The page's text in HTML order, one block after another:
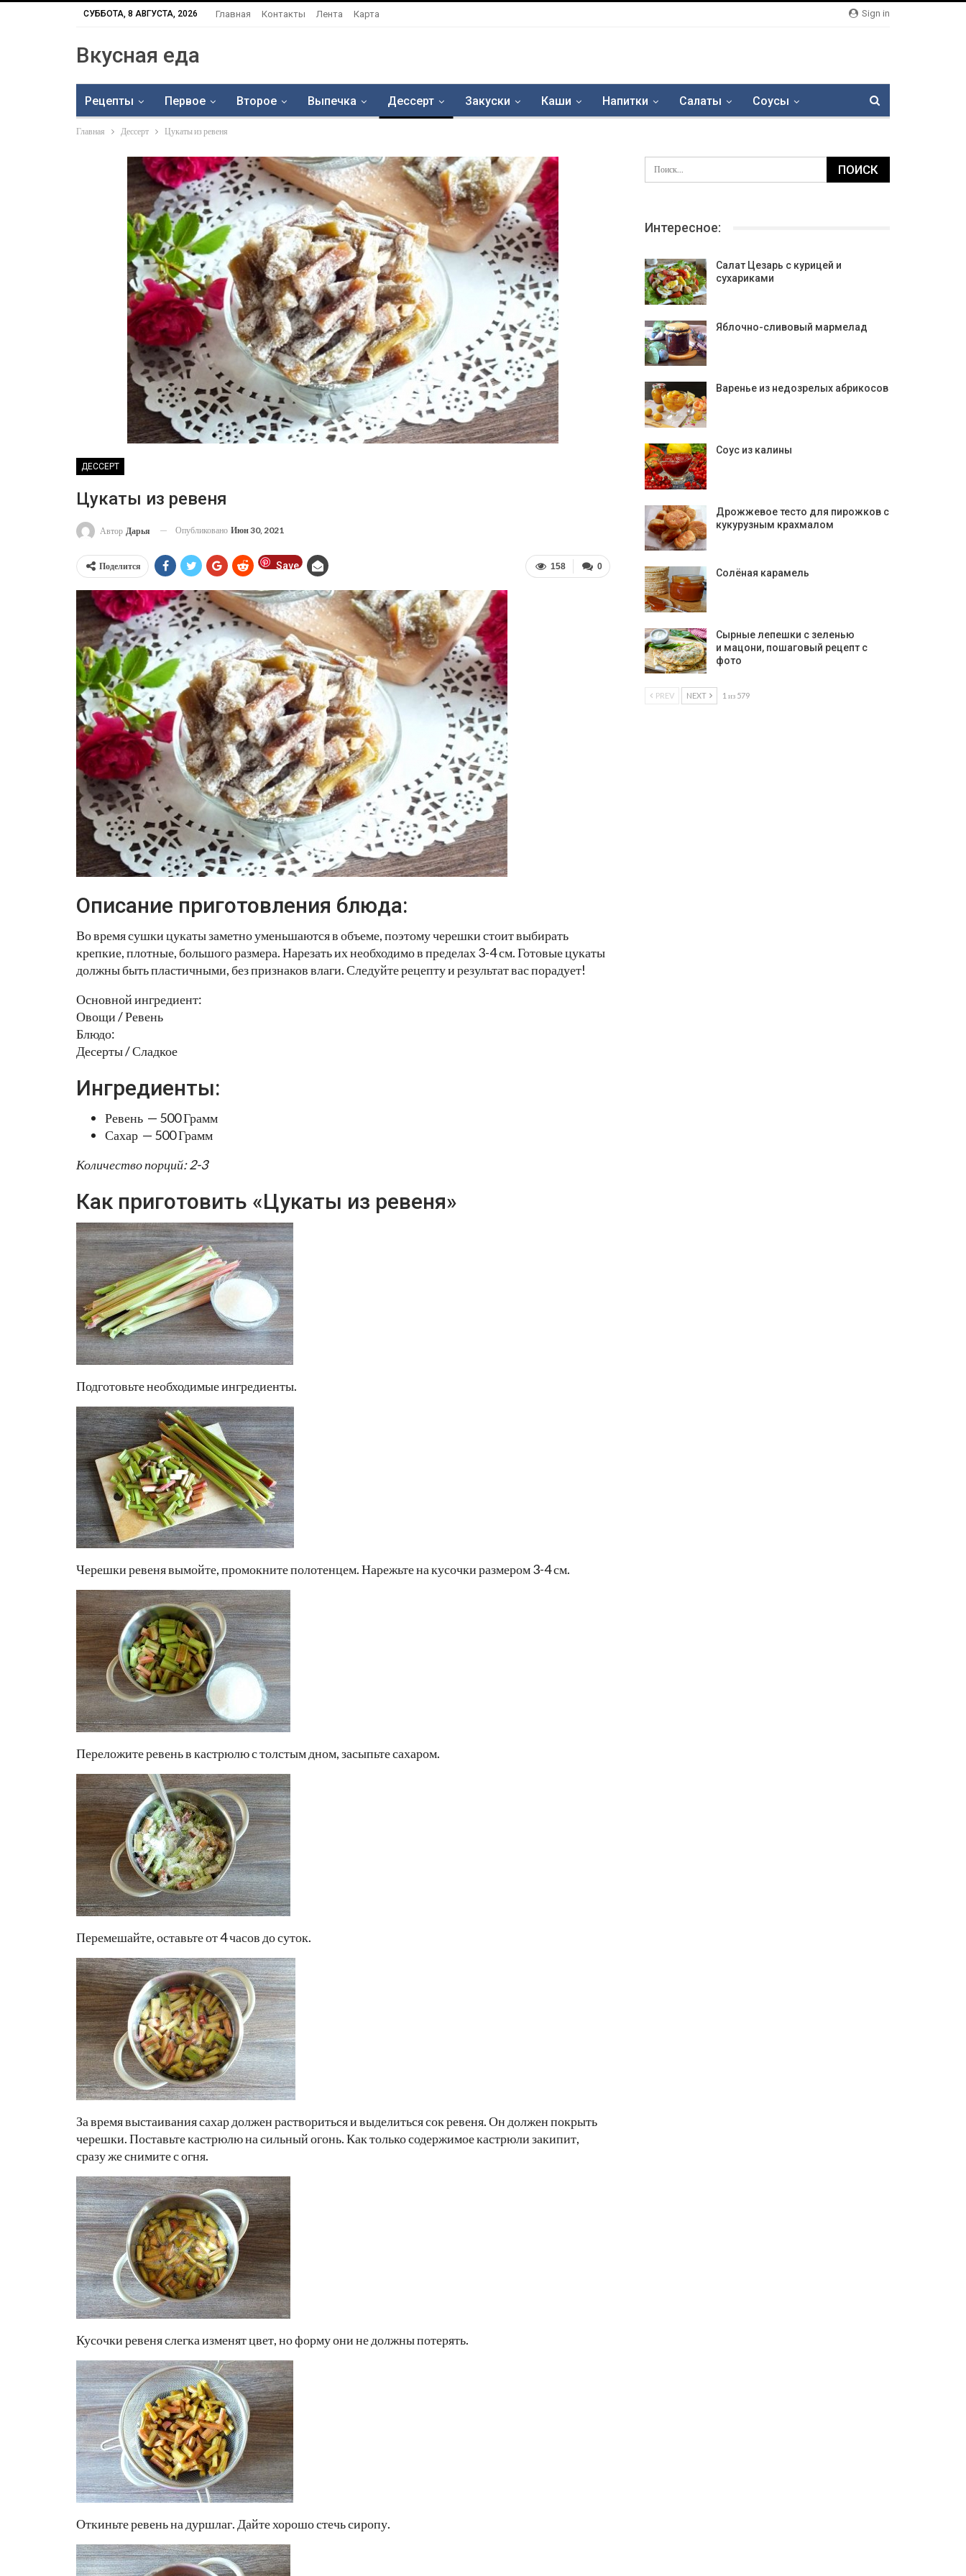
Sign in
СУББОТА, 8 АВГУСТА, 2026 Главная Контакты Лента Карта
Вкусная еда
Рецепты Первое Второе Выпечка Дессерт Закуски Каши Напитки Салаты Соусы
Главная Дессерт Цукаты из ревеня
ДЕССЕРТ
Цукаты из ревеня
Автор Дарья Опубликовано Июн 30, 2021
0
158
Поделится Save
Описание приготовления блюда:
Во время сушки цукаты заметно уменьшаются в объеме, поэтому черешки стоит выбирать
крепкие, плотные, большого размера. Нарезать их необходимо в пределах 3-4 см. Готовые цукаты
должны быть пластичными, без признаков влаги. Следуйте рецепту и результат вас порадует!
Основной ингредиент:
Овощи / Ревень
Блюдо:
Десерты / Сладкое
Ингредиенты:
Ревень — 500 Грамм
Сахар — 500 Грамм
Количество порций: 2-3
Как приготовить «Цукаты из ревеня»
Подготовьте необходимые ингредиенты.
Черешки ревеня вымойте, промокните полотенцем. Нарежьте на кусочки размером 3-4 см.
Переложите ревень в кастрюлю с толстым дном, засыпьте сахаром.
Перемешайте, оставьте от 4 часов до суток.
За время выстаивания сахар должен раствориться и выделиться сок ревеня. Он должен покрыть
черешки. Поставьте кастрюлю на сильный огонь. Как только содержимое кастрюли закипит,
сразу же снимите с огня.
Кусочки ревеня слегка изменят цвет, но форму они не должны потерять.
Откиньте ревень на дуршлаг. Дайте хорошо стечь сиропу.
Интересное:
Салат Цезарь с курицей и
сухариками
Яблочно-сливовый мармелад
Варенье из недозрелых абрикосов
Соус из калины
Дрожжевое тесто для пирожков с
кукурузным крахмалом
Солёная карамель
Сырные лепешки с зеленью
и мацони, пошаговый рецепт с
фото
PREV NEXT 1 из 579